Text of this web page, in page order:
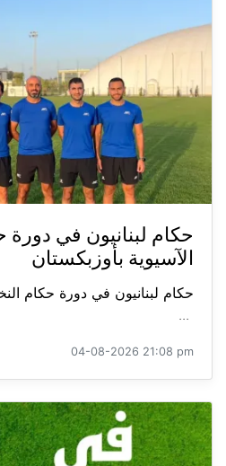
حكام لبنانيون في دورة
الآسيوية بأوزبكستان
حكام لبنانيون في دورة حكام
...
04-08-2026 21:08 pm